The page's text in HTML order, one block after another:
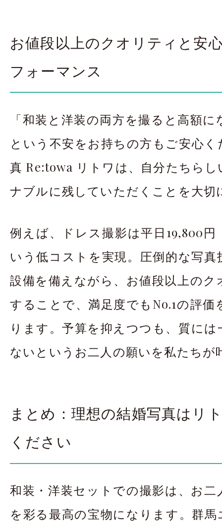
お値段以上のクオリティと安
フォーマンス
「和装と洋装の両方を撮ると高額
という不安をお持ちの方もご安心
真 Re:towa リトワは、自分たちら
ナブルに残していただくことを大切
例えば、ドレス撮影は平日19,800円
いう低コストを実現。圧倒的な写真
設備を備えながら、お値段以上のク
することで、満足度でもNo.1の評
ります。予算を抑えつつも、質に
ないというお二人の願いを私たちが
まとめ：理想の結婚写真はリ
ください
和装・洋装セットでの撮影は、お二
を彩る最高の宝物になります。群馬